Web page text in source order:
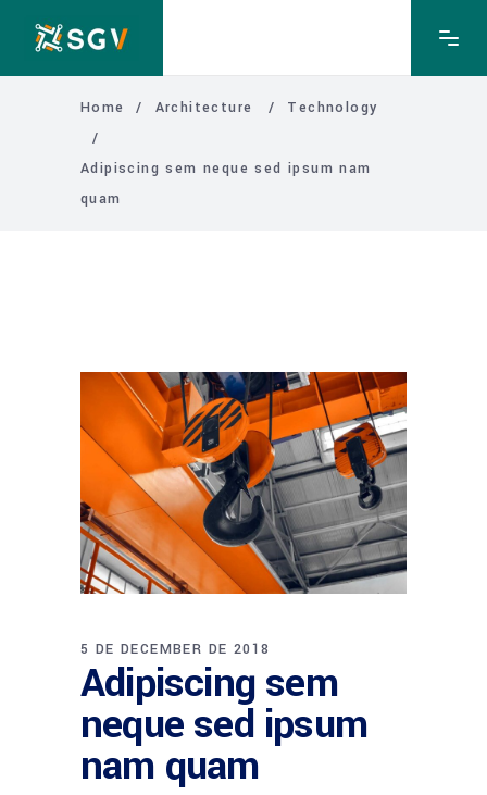
Home / Architecture / Technology
/
Adipiscing sem neque sed ipsum nam
quam
5 DE DECEMBER DE 2018
Adipiscing sem
neque sed ipsum
nam quam